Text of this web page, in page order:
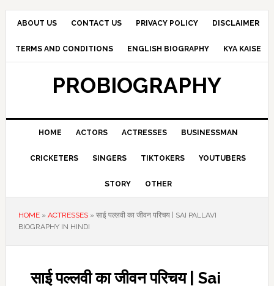
Skip
navigation
Skip
content
Skip
sidebar
ABOUT US CONTACT US PRIVACY POLICY DISCLAIMER
TERMS AND CONDITIONS ENGLISH BIOGRAPHY KYA KAISE
PROBIOGRAPHY
HOME ACTORS ACTRESSES BUSINESSMAN
CRICKETERS SINGERS TIKTOKERS YOUTUBERS
STORY OTHER
HOME» ACTRESSES» साई पल्लवी का जीवन परिचय | SAI PALLAVI
BIOGRAPHY IN HINDI
साई पल्लवी का जीवन परिचय | Sai